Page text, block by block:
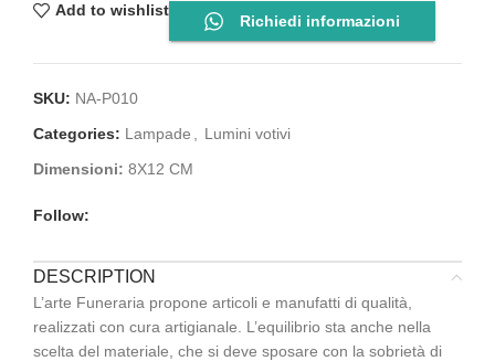
Add to wishlist
Richiedi informazioni
SKU: NA-P010
Categories: Lampade
Lumini votivi
Dimensioni: 8X12 CM
Follow:
DESCRIPTION
L’arte Funeraria propone articoli e manufatti di qualità,
realizzati con cura artigianale. L’equilibrio sta anche nella
scelta del materiale, che si deve sposare con la sobrietà di